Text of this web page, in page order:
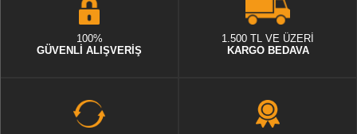
100%
GÜVENLİ ALIŞVERİŞ
1.500 TL VE ÜZERİ
KARGO BEDAVA